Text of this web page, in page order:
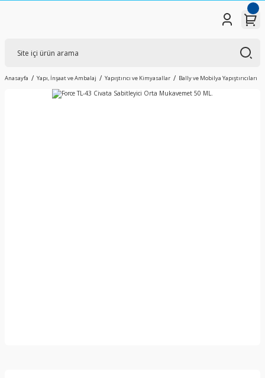
Anasayfa Yapı, İnşaat ve Ambalaj Yapıştırıcı ve Kimyasallar Bally ve Mobilya Yapıştırıcıları